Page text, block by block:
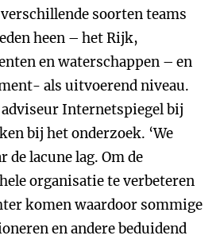
soorten teams
heen – het Rijk,
en waterschappen – en
als uitvoerend niveau.
adviseur Internetspiegel bij
bij het onderzoek. ‘We
de lacune lag. Om de
organisatie te verbeteren
komen waardoor sommige
en andere beduidend